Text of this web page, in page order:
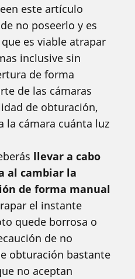
este artículo
no poseerlo y es
es viable atrapar
inclusive sin
de forma
de las cámaras
de obturación,
la cámara cuánta luz
llevar a cabo
al cambiar la
de forma manual
el instante
quede borrosa o
de no
obturación bastante
no aceptan